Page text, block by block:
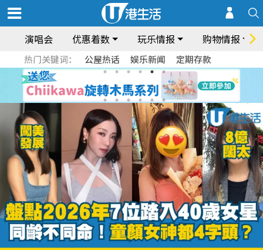
演唱会 优惠着数 玩乐情报 购物情报
热门关键词： 公屋热话 娱乐新闻 定期存款